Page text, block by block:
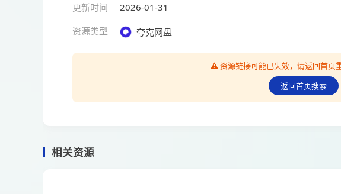
更新时间
2026-01-31
资源类型
夸克网盘
⚠️ 资源链接可能已失效，请返回首页
返回首页搜索
相关资源